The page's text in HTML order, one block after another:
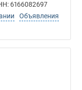
6166082697
Объявления